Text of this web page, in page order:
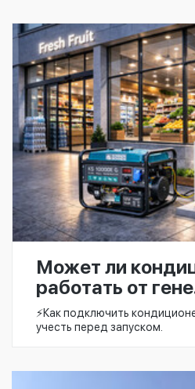
Может ли
работать от
⚡️Как подключить
учесть перед запуском.